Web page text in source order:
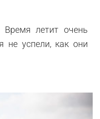
Время летит очень
успели, как они